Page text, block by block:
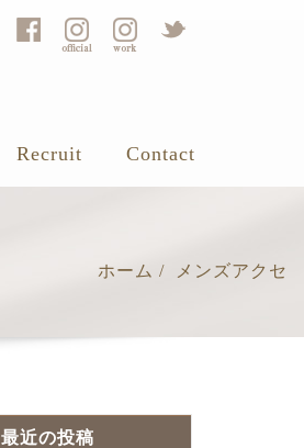
Recruit Contact
ホーム メンズアクセ
最近の投稿